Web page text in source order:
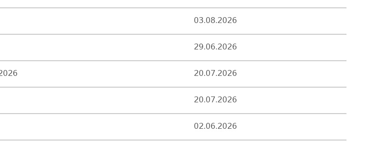
03.08.2026
29.06.2026
20.07.2026
20.07.2026
02.06.2026